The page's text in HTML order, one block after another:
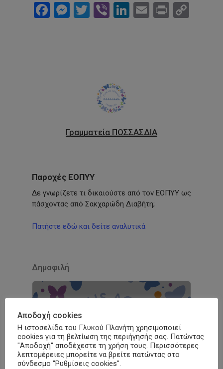
Facebook
Messenger
Twitter
ViberLinkedIn
Email
Print
Γραμματεία ΠΟΣΣΑΣΔΙΑ
Παροχές ΕΟΠΥΥ
Δε γνωρίζετε τι δικαιούστε από τον ΕΟΠΥΥ ως
πάσχοντας από Σακχαρώδη Διαβήτη;
Πατήστε εδώ και δείτε αναλυτικά
Δημοφιλή
ΠΟΣΣΑΣΔΙΑ: Επιστολή προς Υπ.
Υγείας και ΕΟΠΥΥ για απαίτηση
άμεσης τροποποίησης του ΦΕΚ
Αποδοχή cookies
Η ιστοσελίδα του Γλυκού Πλανήτη χρησιμοποιεί
cookies για τη βελτίωση της περιήγησής σας. Πατώντας
"Αποδοχή" αποδέχεστε τη χρήση τους. Περισσότερες
λεπτομέρειες μπορείτε να βρείτε πατώντας στο
σύνδεσμο "Ρυθμίσεις cookies".